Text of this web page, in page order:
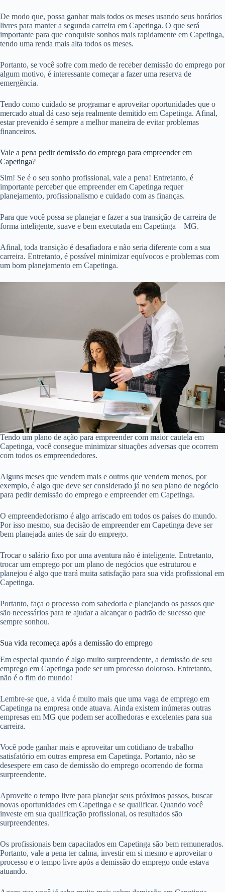
De modo que, possa ganhar mais todos os meses usando seus horários
livres para manter a segunda carreira em Capetinga. O que será
importante para que conquiste sonhos mais rapidamente em Capetinga,
tendo uma renda mais alta todos os meses.
Portanto, se você sofre com medo de receber demissão do emprego por
algum motivo, é interessante começar a fazer uma reserva de
emergência.
Tendo como cuidado se programar e aproveitar oportunidades que o
mercado atual dá caso seja realmente demitido em Capetinga. Afinal,
estar prevenido é sempre a melhor maneira de evitar problemas
financeiros.
Vale a pena pedir demissão do emprego para empreender em
Capetinga?
Sim! Se é o seu sonho profissional, vale a pena! Entretanto, é
importante perceber que empreender em Capetinga requer
planejamento, profissionalismo e cuidado com as finanças.
Para que você possa se planejar e fazer a sua transição de carreira de
forma inteligente, suave e bem executada em Capetinga – MG.
Afinal, toda transição é desafiadora e não seria diferente com a sua
carreira. Entretanto, é possível minimizar equívocos e problemas com
um bom planejamento em Capetinga.
Tendo um plano de ação para empreender com maior cautela em
Capetinga, você consegue minimizar situações adversas que ocorrem
com todos os empreendedores.
Alguns meses que vendem mais e outros que vendem menos, por
exemplo, é algo que deve ser considerado já no seu plano de negócio
para pedir demissão do emprego e empreender em Capetinga.
O empreendedorismo é algo arriscado em todos os países do mundo.
Por isso mesmo, sua decisão de empreender em Capetinga deve ser
bem planejada antes de sair do emprego.
Trocar o salário fixo por uma aventura não é inteligente. Entretanto,
trocar um emprego por um plano de negócios que estruturou e
planejou é algo que trará muita satisfação para sua vida profissional em
Capetinga.
Portanto, faça o processo com sabedoria e planejando os passos que
são necessários para te ajudar a alcançar o padrão de sucesso que
sempre sonhou.
Sua vida recomeça após a demissão do emprego
Em especial quando é algo muito surpreendente, a demissão de seu
emprego em Capetinga pode ser um processo doloroso. Entretanto,
não é o fim do mundo!
Lembre-se que, a vida é muito mais que uma vaga de emprego em
Capetinga na empresa onde atuava. Ainda existem inúmeras outras
empresas em MG que podem ser acolhedoras e excelentes para sua
carreira.
Você pode ganhar mais e aproveitar um cotidiano de trabalho
satisfatório em outras empresa em Capetinga. Portanto, não se
desespere em caso de demissão do emprego ocorrendo de forma
surpreendente.
Aproveite o tempo livre para planejar seus próximos passos, buscar
novas oportunidades em Capetinga e se qualificar. Quando você
investe em sua qualificação profissional, os resultados são
surpreendentes.
Os profissionais bem capacitados em Capetinga são bem remunerados.
Portanto, vale a pena ter calma, investir em si mesmo e aproveitar o
processo e o tempo livre após a demissão do emprego onde estava
atuando.